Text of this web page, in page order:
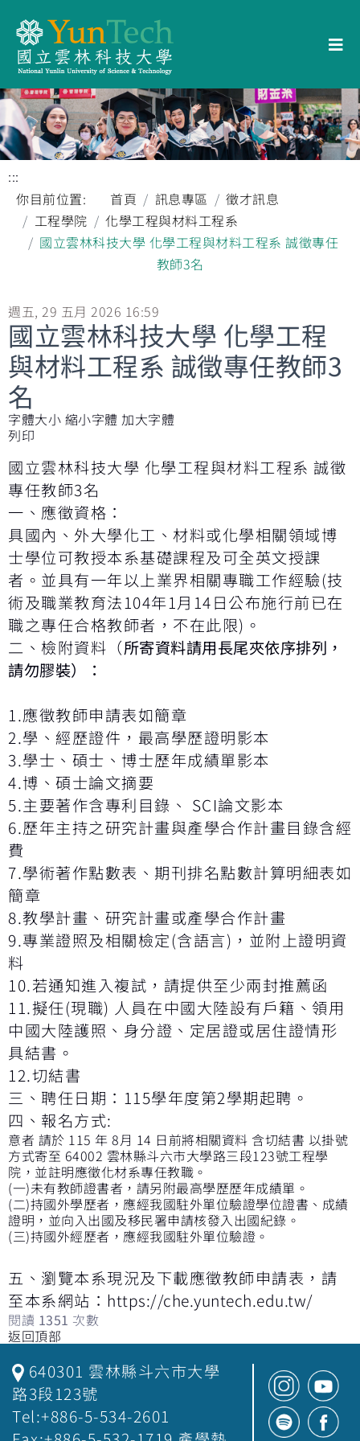
:::
你目前位置:
首頁 訊息專區
徵才訊息
工程學院
化學工程與材料工程系
國立雲林科技大學 化學工程與材料工程系 誠徵專任
教師3名
週五, 29 五月 2026 16:59
國立雲林科技大學 化學工程
與材料工程系 誠徵專任教師3
名
字體大小 縮小字體 加大字體
列印
國立雲林科技大學 化學工程與材料工程系 誠徵
專任教師3名
一、應徵資格：
具國內、外大學化工、材料或化學相關領域博
士學位可教授本系基礎課程及可全英文授課
者。並具有一年以上業界相關專職工作經驗(技
術及職業教育法104年1月14日公布施行前已在
職之專任合格教師者，不在此限)。
二、檢附資料（所寄資料請用長尾夾依序排列，
請勿膠裝）：
1.應徵教師申請表如簡章
2.學、經歷證件，最高學歷證明影本
3.學士、碩士、博士歷年成績單影本
4.博、碩士論文摘要
5.主要著作含專利目錄、 SCI論文影本
6.歷年主持之研究計畫與產學合作計畫目錄含經
費
7.學術著作點數表、期刊排名點數計算明細表如
簡章
8.教學計畫、研究計畫或產學合作計畫
9.專業證照及相關檢定(含語言)，並附上證明資
料
10.若通知進入複試，請提供至少兩封推薦函
11.擬任(現職) 人員在中國大陸設有戶籍、領用
中國大陸護照、身分證、定居證或居住證情形
具結書。
12.切結書
三、聘任日期：115學年度第2學期起聘。
四、報名方式:
意者 請於 115 年 8月 14 日前將相關資料 含切結書 以掛號
方式寄至 64002 雲林縣斗六市大學路三段123號工程學
院，並註明應徵化材系專任教職。
(一)未有教師證書者，請另附最高學歷歷年成績單。
(二)持國外學歷者，應經我國駐外單位驗證學位證書、成績
證明，並向入出國及移民署申請核發入出國紀錄。
(三)持國外經歷者，應經我國駐外單位驗證。
五、瀏覽本系現況及下載應徵教師申請表，請
至本系網站： https://che.yuntech.edu.tw/
閱讀 1351 次數
返回頂部
640301 雲林縣斗六市大學
路3段123號
Tel:+886-5-534-2601